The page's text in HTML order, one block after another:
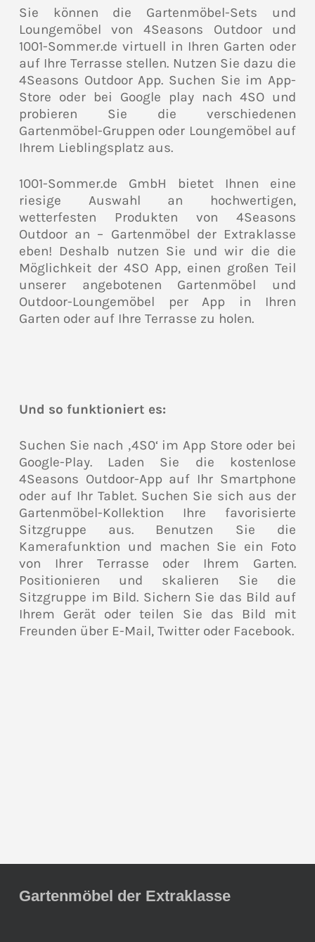
Sie können die Gartenmöbel-Sets und
Loungemöbel von 4Seasons Outdoor und
1001-Sommer.de virtuell in Ihren Garten oder
auf Ihre Terrasse stellen. Nutzen Sie dazu die
4Seasons Outdoor App. Suchen Sie im App-
Store oder bei Google play nach 4SO und
probieren Sie die verschiedenen
Gartenmöbel-Gruppen oder Loungemöbel auf
Ihrem Lieblingsplatz aus.
1001-Sommer.de GmbH bietet Ihnen eine
riesige Auswahl an hochwertigen,
wetterfesten Produkten von 4Seasons
Outdoor an – Gartenmöbel der Extraklasse
eben! Deshalb nutzen Sie und wir die die
Möglichkeit der 4SO App, einen großen Teil
unserer angebotenen Gartenmöbel und
Outdoor-Loungemöbel per App in Ihren
Garten oder auf Ihre Terrasse zu holen.
Und so funktioniert es:
Suchen Sie nach ‚4S0‘ im App Store oder bei
Google-Play. Laden Sie die kostenlose
4Seasons Outdoor-App auf Ihr Smartphone
oder auf Ihr Tablet. Suchen Sie sich aus der
Gartenmöbel-Kollektion Ihre favorisierte
Sitzgruppe aus. Benutzen Sie die
Kamerafunktion und machen Sie ein Foto
von Ihrer Terrasse oder Ihrem Garten.
Positionieren und skalieren Sie die
Sitzgruppe im Bild. Sichern Sie das Bild auf
Ihrem Gerät oder teilen Sie das Bild mit
Freunden über E-Mail, Twitter oder Facebook.
Gartenmöbel der Extraklasse